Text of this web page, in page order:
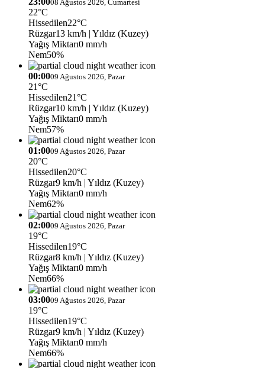
08 Ağustos 2026, Cumartesi
22°C
Hissedilen22°C
Rüzgar13 km/h | Yıldız (Kuzey)
Yağış Miktarı0 mm/h
Nem50%
00:0009 Ağustos 2026, Pazar
21°C
Hissedilen21°C
Rüzgar10 km/h | Yıldız (Kuzey)
Yağış Miktarı0 mm/h
Nem57%
01:0009 Ağustos 2026, Pazar
20°C
Hissedilen20°C
Rüzgar9 km/h | Yıldız (Kuzey)
Yağış Miktarı0 mm/h
Nem62%
02:0009 Ağustos 2026, Pazar
19°C
Hissedilen19°C
Rüzgar8 km/h | Yıldız (Kuzey)
Yağış Miktarı0 mm/h
Nem66%
03:0009 Ağustos 2026, Pazar
19°C
Hissedilen19°C
Rüzgar9 km/h | Yıldız (Kuzey)
Yağış Miktarı0 mm/h
Nem66%